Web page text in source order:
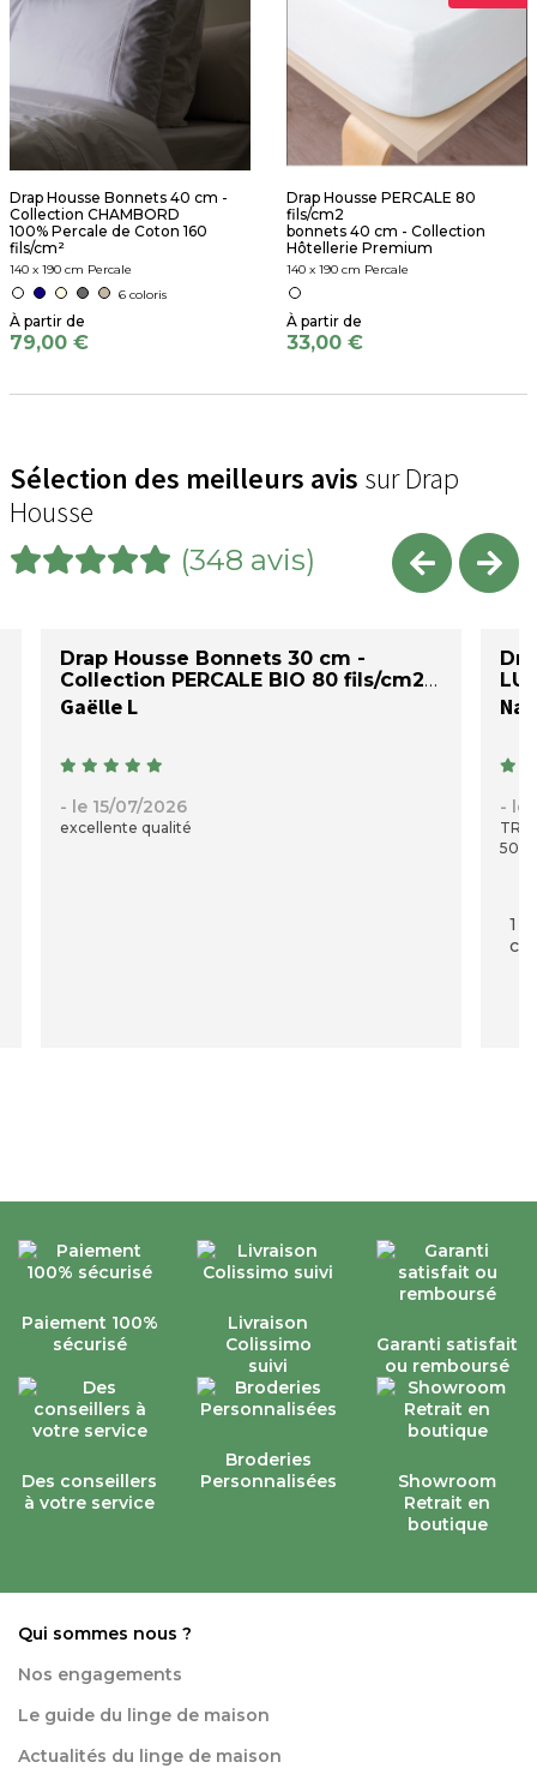
Drap Housse Bonnets 40 cm -
Collection CHAMBORD
100% Percale de Coton 160
fils/cm²
140 x 190 cm Percale
6 coloris
79,00 €
Drap Housse PERCALE 80
fils/cm2
bonnets 40 cm - Collection
Hôtellerie Premium
140 x 190 cm Percale
33,00 €
Sélection des meilleurs avis sur Drap
Housse
(348 avis)
Drap Housse Bonnets 30 cm -
Collection PERCALE BIO 80 fils/cm2
Gaëlle L
- le 15/07/2026
excellente qualité
- le
50
1
Paiement 100%
sécurisé
Livraison
Colissimo
suivi
Garanti satisfait
ou remboursé
Des conseillers
à votre service
Broderies
Personnalisées
Showroom
Retrait en
boutique
Qui sommes nous ?
Nos engagements
Le guide du linge de maison
Actualités du linge de maison